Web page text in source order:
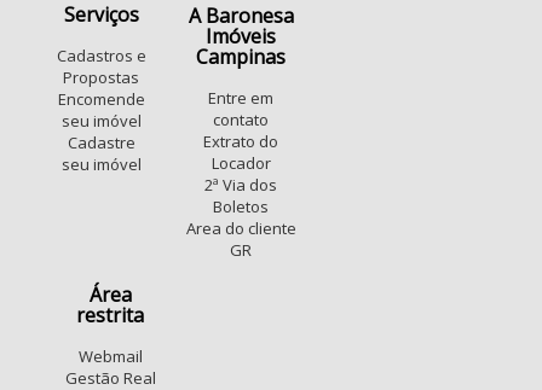
Serviços
Cadastros e
Propostas
Encomende
seu imóvel
Cadastre
seu imóvel
A Baronesa
Imóveis
Campinas
Entre em
contato
Extrato do
Locador
2ª Via dos
Boletos
Area do cliente
GR
Área
restrita
Webmail
Gestão Real